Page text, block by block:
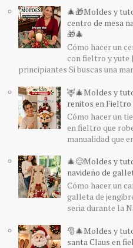
🎄🎁Moldes y
centro de mesa
🎁🎄
Cómo hacer un
con fieltro y yute
principiantes Si buscas una
🦌🎄Moldes y
renitos en
Cómo hacer un
en fieltro que
manualidad que
🎄😊Moldes y
navideño de
Cómo hacer un
galleta de
seria durante la
🎅🎄Moldes y
santa Claus en